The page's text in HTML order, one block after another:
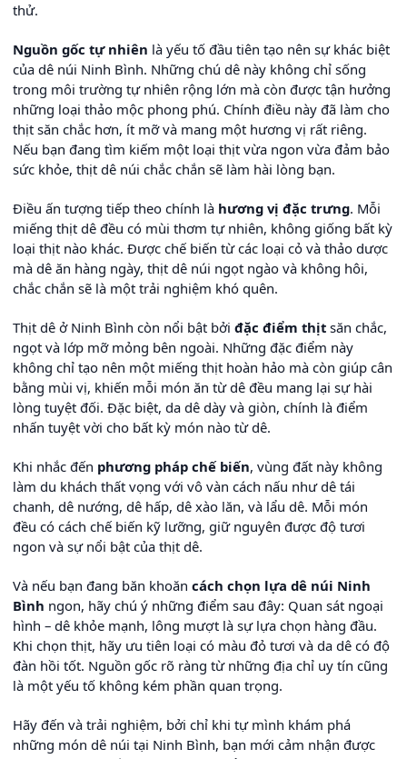
thử.
Nguồn gốc tự nhiên là yếu tố đầu tiên tạo nên sự khác biệt
của dê núi Ninh Bình. Những chú dê này không chỉ sống
trong môi trường tự nhiên rộng lớn mà còn được tận hưởng
những loại thảo mộc phong phú. Chính điều này đã làm cho
thịt săn chắc hơn, ít mỡ và mang một hương vị rất riêng.
Nếu bạn đang tìm kiếm một loại thịt vừa ngon vừa đảm bảo
sức khỏe, thịt dê núi chắc chắn sẽ làm hài lòng bạn.
Điều ấn tượng tiếp theo chính là hương vị đặc trưng. Mỗi
miếng thịt dê đều có mùi thơm tự nhiên, không giống bất kỳ
loại thịt nào khác. Được chế biến từ các loại cỏ và thảo dược
mà dê ăn hàng ngày, thịt dê núi ngọt ngào và không hôi,
chắc chắn sẽ là một trải nghiệm khó quên.
Thịt dê ở Ninh Bình còn nổi bật bởi đặc điểm thịt săn chắc,
ngọt và lớp mỡ mỏng bên ngoài. Những đặc điểm này
không chỉ tạo nên một miếng thịt hoàn hảo mà còn giúp cân
bằng mùi vị, khiến mỗi món ăn từ dê đều mang lại sự hài
lòng tuyệt đối. Đặc biệt, da dê dày và giòn, chính là điểm
nhấn tuyệt vời cho bất kỳ món nào từ dê.
Khi nhắc đến phương pháp chế biến, vùng đất này không
làm du khách thất vọng với vô vàn cách nấu như dê tái
chanh, dê nướng, dê hấp, dê xào lăn, và lẩu dê. Mỗi món
đều có cách chế biến kỹ lưỡng, giữ nguyên được độ tươi
ngon và sự nổi bật của thịt dê.
Và nếu bạn đang băn khoăn cách chọn lựa dê núi Ninh
Bình ngon, hãy chú ý những điểm sau đây: Quan sát ngoại
hình – dê khỏe mạnh, lông mượt là sự lựa chọn hàng đầu.
Khi chọn thịt, hãy ưu tiên loại có màu đỏ tươi và da dê có độ
đàn hồi tốt. Nguồn gốc rõ ràng từ những địa chỉ uy tín cũng
là một yếu tố không kém phần quan trọng.
Hãy đến và trải nghiệm, bởi chỉ khi tự mình khám phá
những món dê núi tại Ninh Bình, bạn mới cảm nhận được